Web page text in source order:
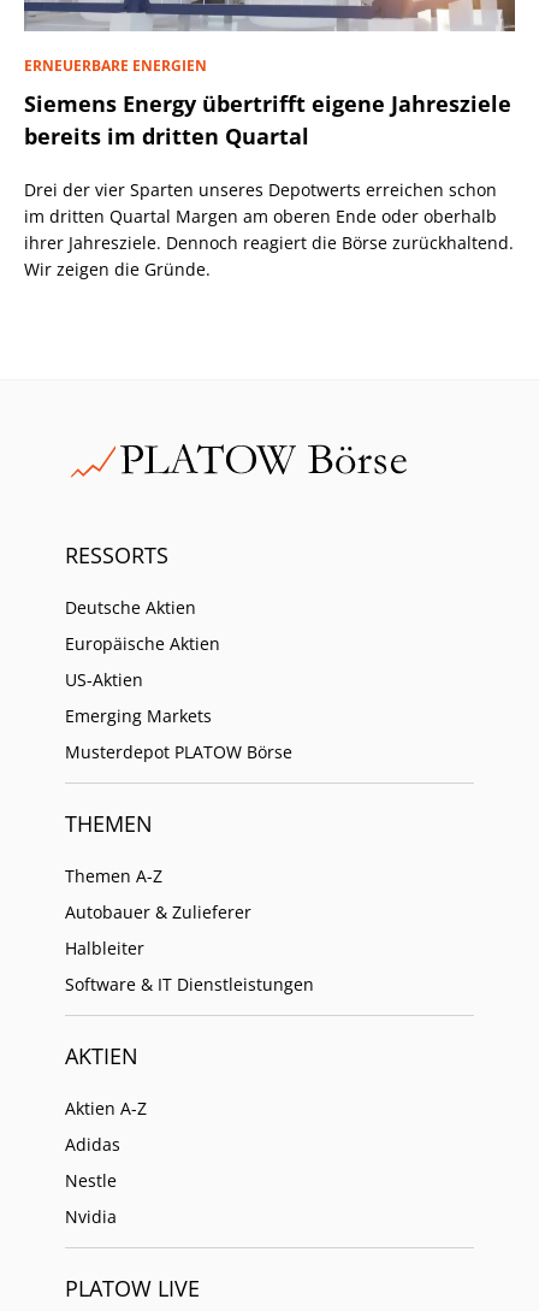
ERNEUERBARE ENERGIEN
Siemens Energy übertrifft eigene Jahresziele
bereits im dritten Quartal
Drei der vier Sparten unseres Depotwerts erreichen schon
im dritten Quartal Margen am oberen Ende oder oberhalb
ihrer Jahresziele. Dennoch reagiert die Börse zurückhaltend.
Wir zeigen die Gründe.
RESSORTS
Deutsche Aktien
Europäische Aktien
US-Aktien
Emerging Markets
Musterdepot PLATOW Börse
THEMEN
Themen A-Z
Autobauer & Zulieferer
Halbleiter
Software & IT Dienstleistungen
AKTIEN
Aktien A-Z
Adidas
Nestle
Nvidia
PLATOW LIVE